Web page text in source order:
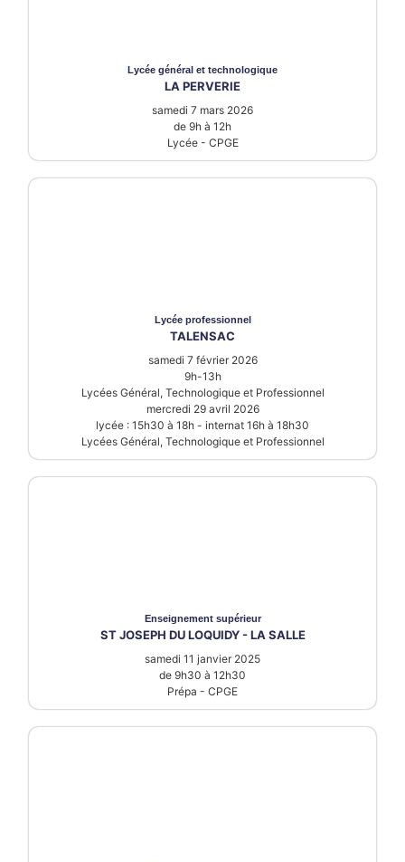
Lycée général et technologique
LA PERVERIE
samedi 7 mars 2026
de 9h à 12h
Lycée - CPGE
Lycée professionnel
TALENSAC
samedi 7 février 2026
9h-13h
Lycées Général, Technologique et Professionnel
mercredi 29 avril 2026
lycée : 15h30 à 18h - internat 16h à 18h30
Lycées Général, Technologique et Professionnel
Enseignement supérieur
ST JOSEPH DU LOQUIDY - LA SALLE
samedi 11 janvier 2025
de 9h30 à 12h30
Prépa - CPGE